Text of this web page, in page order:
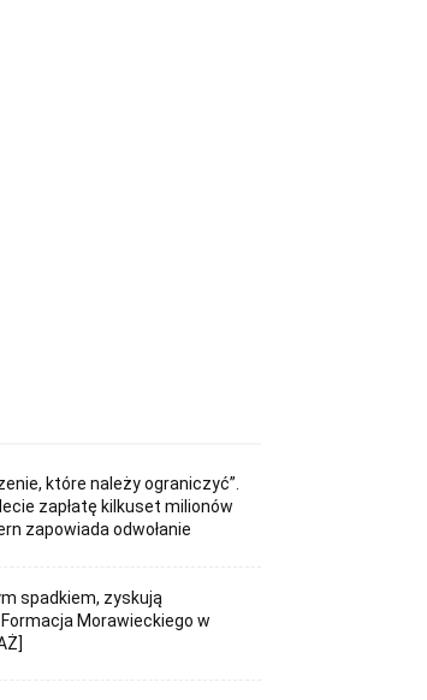
które należy ograniczyć”.
zapłatę kilkuset milionów
zapowiada odwołanie
spadkiem, zyskują
Morawieckiego w